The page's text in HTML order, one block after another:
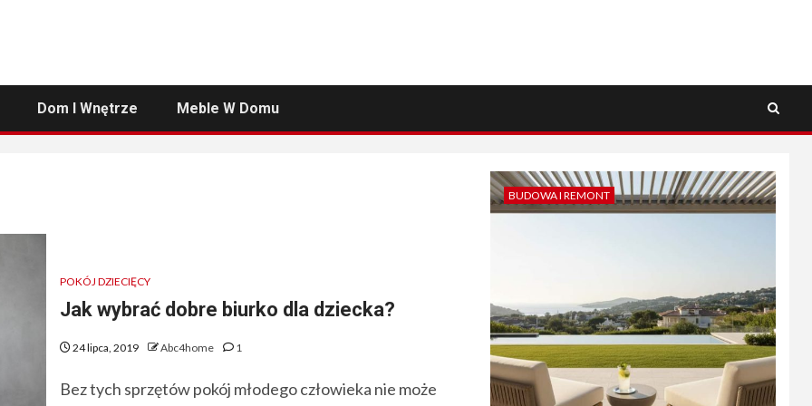
Dom I Wnętrze Meble W Domu
POKÓJ DZIECIĘCY
Jak wybrać dobre biurko dla dziecka?
24 lipca, 2019 Abc4home 1
Bez tych sprzętów pokój młodego człowieka nie może
BUDOWA I REMONT